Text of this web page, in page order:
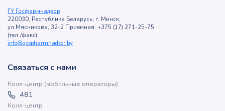
ГУ Госфармнадзор
220030, Республика Беларусь, г. Минск,
ул.Мясникова, 32-2 Приемная: +375 (17) 271-25-75
(тел./факс)
info@gospharmnadzor.by
Связаться с нами
Колл-центр (мобильные операторы)
481
Колл-центр